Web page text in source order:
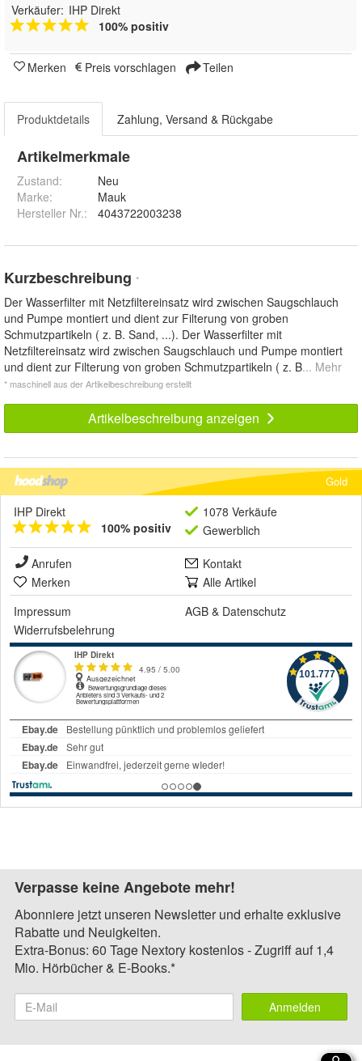
Verkäufer: IHP Direkt
100% positiv
Merken Preis vorschlagen Teilen
Produktdetails Zahlung, Versand & Rückgabe
Artikelmerkmale
Zustand:
Neu
Marke:
Mauk
Hersteller Nr.:
4043722003238
Kurzbeschreibung *
Der Wasserfilter mit Netzfiltereinsatz wird zwischen Saugschlauch
und Pumpe montiert und dient zur Filterung von groben
Schmutzpartikeln ( z. B. Sand, ...). Der Wasserfilter mit
Netzfiltereinsatz wird zwischen Saugschlauch und Pumpe montiert
und dient zur Filterung von groben Schmutzpartikeln ( z. B... Mehr
* maschinell aus der Artikelbeschreibung erstellt
Artikelbeschreibung anzeigen
Gold
IHP Direkt
100% positiv
1078 Verkäufe
Gewerblich
Anrufen
Kontakt
Merken
Alle Artikel
Impressum
AGB & Datenschutz
Widerrufsbelehrung
Verpasse keine Angebote mehr!
Abonniere jetzt unseren Newsletter und erhalte exklusive
Rabatte und Neuigkeiten.
Extra-Bonus: 60 Tage Nextory kostenlos - Zugriff auf 1,4
Mio. Hörbücher & E-Books.*
Anmelden